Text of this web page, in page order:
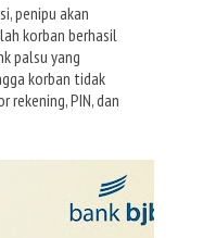
penipu akan
korban berhasil
palsu yang
korban tidak
PIN, dan